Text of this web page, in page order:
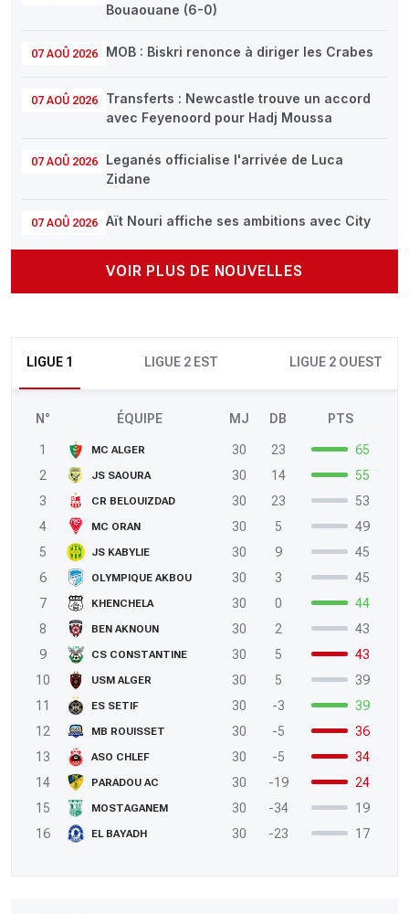
Bouaouane (6-0)
07 AOÛ 2026 MOB : Biskri renonce à diriger les Crabes
07 AOÛ 2026
Transferts : Newcastle trouve un accord
avec Feyenoord pour Hadj Moussa
07 AOÛ 2026
Leganés officialise l'arrivée de Luca
Zidane
07 AOÛ 2026 Aït Nouri affiche ses ambitions avec City
VOIR PLUS DE NOUVELLES
LIGUE 1 LIGUE 2 EST LIGUE 2 OUEST
N° ÉQUIPE MJ DB PTS
1 MC ALGER 30 23
65
2
JS SAOURA 30 14
55
3
CR BELOUIZDAD 30 23
53
4
MC ORAN 30 5
49
5
JS KABYLIE 30 9
45
6
OLYMPIQUE AKBOU 30 3
45
7
KHENCHELA 30 0
44
8
BEN AKNOUN 30 2
43
9
CS CONSTANTINE 30 5
43
10
USM ALGER 30 5
39
11
ES SETIF 30 -3
39
12
MB ROUISSET 30 -5
36
13
ASO CHLEF 30 -5
34
14
PARADOU AC 30 -19
24
15
MOSTAGANEM 30 -34
19
16
EL BAYADH 30 -23 17